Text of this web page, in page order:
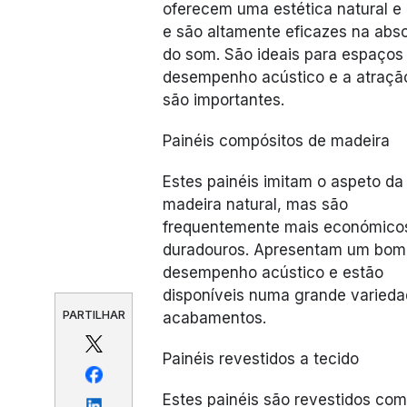
PARTILHAR
oferecem uma estética natural e
e são altamente eficazes na
do som. São ideais para
desempenho acústico e a
são importantes.
Painéis compósitos de madeira
Estes painéis imitam o aspeto da
madeira natural, mas são
frequentemente mais
duradouros. Apresentam um bom
desempenho acústico e estão
disponíveis numa grande
acabamentos.
Painéis revestidos a tecido
Estes painéis são revestidos